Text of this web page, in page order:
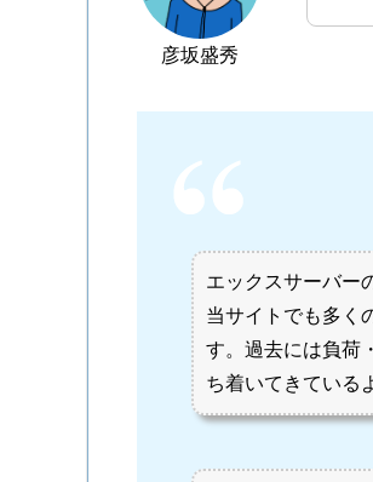
彦坂盛秀
エックスサーバー
当サイトでも多く
す。過去には負荷
ち着いてきている